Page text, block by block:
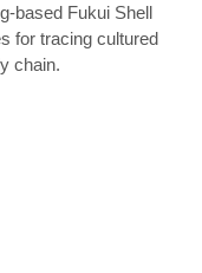
based Fukui Shell
for tracing cultured
chain.